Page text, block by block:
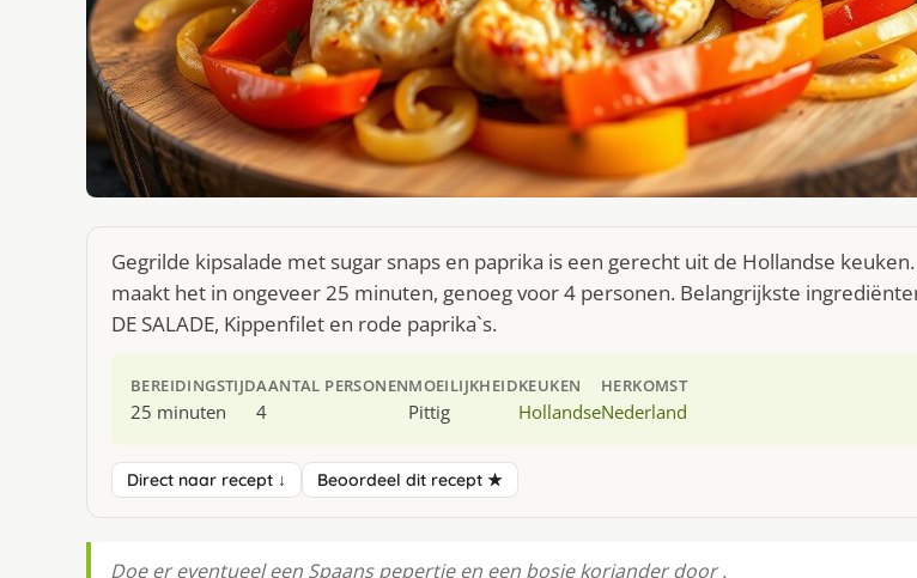
Gegrilde kipsalade met sugar snaps en paprika is een gerecht uit de Hollandse keuken.
maakt het in ongeveer 25 minuten, genoeg voor 4 personen. Belangrijkste
DE SALADE, Kippenfilet en rode paprika`s.
BEREIDINGSTIJD
25 minuten
AANTAL PERSONEN
4
MOEILIJKHEID
Pittig
KEUKEN
Hollandse
HERKOMST
Nederland
Direct naar recept ↓ Beoordeel dit recept ★
Doe er eventueel een Spaans pepertje en een bosje koriander door .